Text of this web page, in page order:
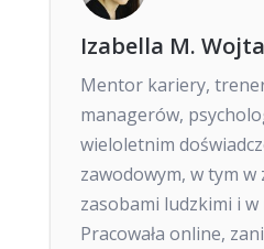
Izabella M.
Mentor kariery,
managerów,
wieloletnim
zawodowym, w tym w
zasobami ludzkimi i
Pracowała online,